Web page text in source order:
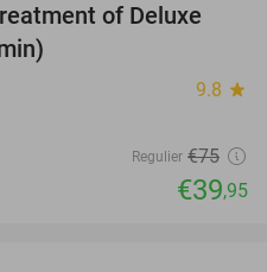
47%
of Deluxe
9.8 star
Regulier €75
€39,95